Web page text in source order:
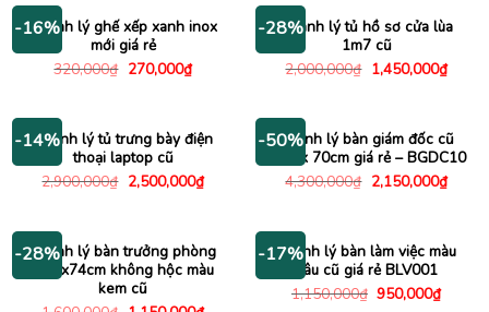
2,350,000₫.
-16%
Thanh lý ghế xếp xanh inox
mới giá rẻ
320,000₫ Giá
270,000₫Giá
hiện
270,000₫.
-28%Thanh lý tủ hồ sơ cửa lùa
1m7 cũ
2,000,000₫ Giá
gốc
1,450,000₫Giá
hiện
-14%
Thanh lý tủ trưng bày điện
thoại laptop cũ
2,900,000₫ Giá
gốc
2,500,000₫Giá
hiện
2,500,000₫.
-50%
Thanh lý bàn giám đốc cũ
1m4 x 70cm giá rẻ – BGDC10
4,300,000₫ Giá
gốc
2,150,000₫Giá
hiện
-28%
Thanh lý bàn trưởng phòng
1m6x74cm không hộc màu
kem cũ
-17%
Thanh lý bàn làm việc màu
nâu cũ giá rẻ BLV001
1,150,000₫ Giá
950,000₫Giá
hiện